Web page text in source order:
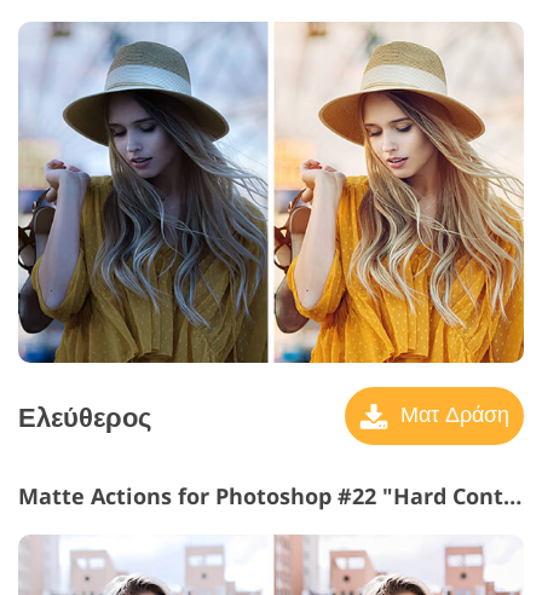
Ελεύθερος Ματ Δράση
Matte Actions for Photoshop #22 "Hard Contrast"